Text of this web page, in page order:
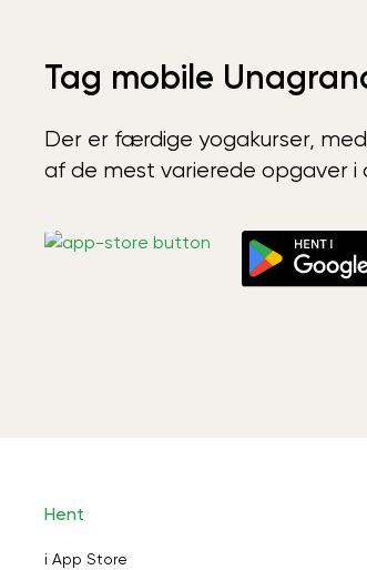
Tag mobile
Der er færdige yogakurser,
af de mest varierede opgaver i
Hent
i App Store